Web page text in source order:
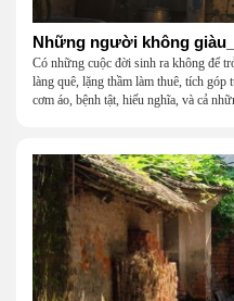
Những người không
Có những cuộc đời sinh ra không để
làng quê, lặng thầm làm thuê, tích
cơm áo, bệnh tật, hiếu nghĩa, và cả
một mái nhà bằng lòng thương, bằng
nghèo đến đâu, cũng còn có nhau để